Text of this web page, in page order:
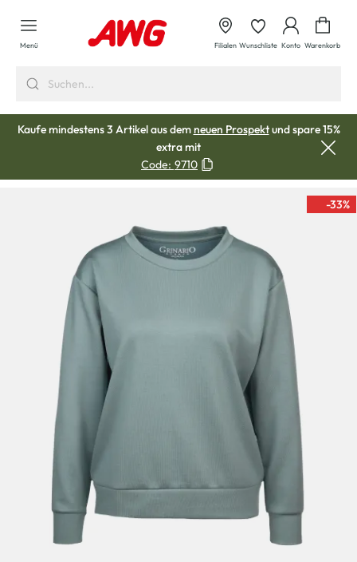
springen
Menü Filialen Wunschliste Konto Warenkorb
Kaufe mindestens 3 Artikel aus demneuen Prospektund spare 15%
extra mit
Code: 9710
-33%